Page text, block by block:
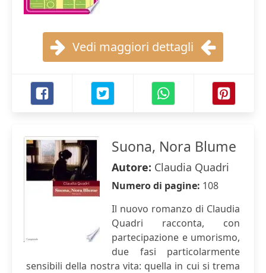
Vedi maggiori dettagli
Suona, Nora Blume
Autore: Claudia Quadri
Numero di pagine: 108
Il nuovo romanzo di Claudia
Quadri racconta, con
partecipazione e umorismo,
due fasi particolarmente
sensibili della nostra vita: quella in cui si trema